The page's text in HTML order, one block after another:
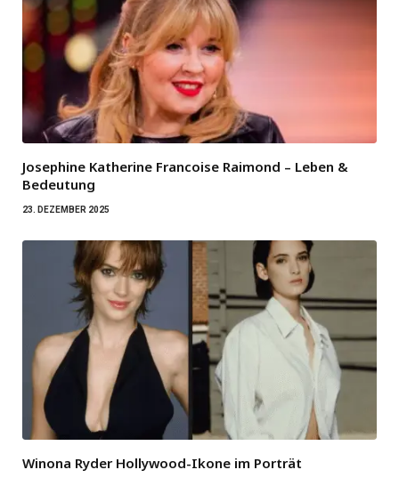
Josephine Katherine Francoise Raimond – Leben &
Bedeutung
23. DEZEMBER 2025
Winona Ryder Hollywood-Ikone im Porträt